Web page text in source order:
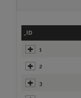
_ID
1
2
3